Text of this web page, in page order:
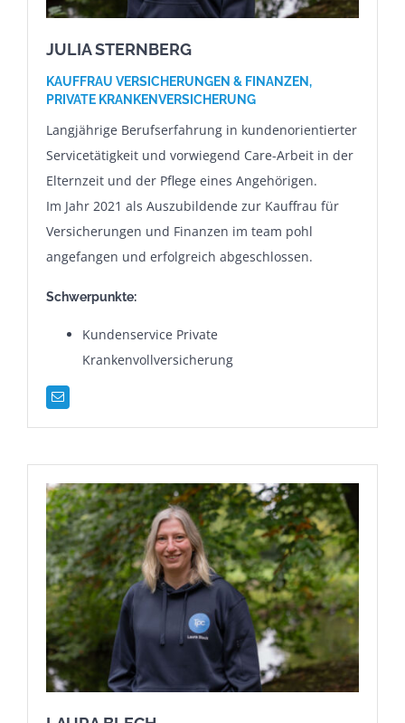
JULIA STERNBERG
KAUFFRAU VERSICHERUNGEN & FINANZEN,
PRIVATE KRANKENVERSICHERUNG
Langjährige Berufserfahrung in kundenorientierter
Servicetätigkeit und vorwiegend Care-Arbeit in der
Elternzeit und der Pflege eines Angehörigen.
Im Jahr 2021 als Auszubildende zur Kauffrau für
Versicherungen und Finanzen im team pohl
angefangen und erfolgreich abgeschlossen.
Schwerpunkte:
Kundenservice Private
Krankenvollversicherung